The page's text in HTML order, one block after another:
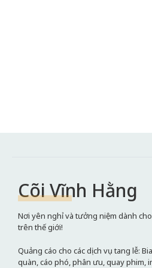
Cõi Vĩnh Hằng
Nơi yên nghỉ và tưởng niệm dành
trên thế giới!
Quảng cáo cho các dịch vụ tang lễ:
quàn, cáo phó, phân ưu, quay phim,